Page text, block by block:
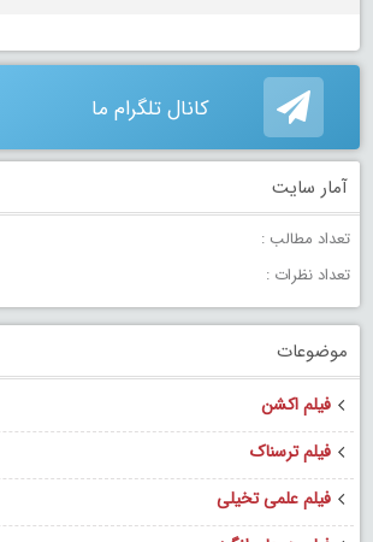
کانال تلگرام ما
آمار سایت
تعداد مطالب :
تعداد نظرات :
موضوعات
فیلم اکشن
فیلم ترسناک
فیلم علمی تخیلی